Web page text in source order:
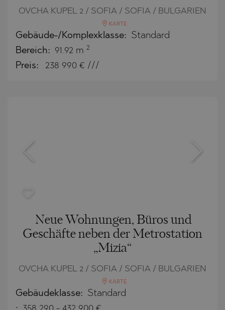
OVCHA KUPEL 2 / SOFIA / SOFIA / BULGARIEN
KARTE
Gebäude-/Komplexklasse: Standard
Bereich: 91.92 m 2
Preis: 238 990 € ///
Neue Wohnungen, Büros und
Geschäfte neben der Metrostation
„Mizia“
OVCHA KUPEL 2 / SOFIA / SOFIA / BULGARIEN
KARTE
Gebäudeklasse: Standard